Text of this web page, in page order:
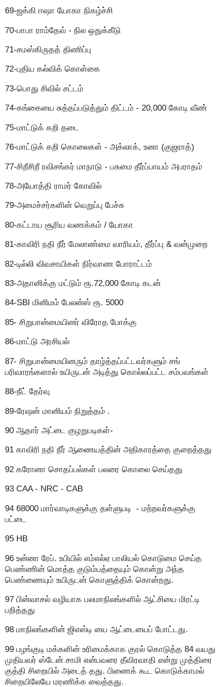
69-ஜக்கி ஈஷா யோகா நிகழ்ச்சி
70-பாபா ராம்தேவ் - நில ஒதுக்கீடு
71-சமஸ்கிருதத் திணிப்பு
72-புதிய கல்விக் கொள்கை
73-பொது சிவில் சட்டம்
74-கங்கையை சுத்தப்படுத்தும் திட்டம் - 20,000 கோடி வீண்
75-மாட்டுக் கறி தடை
76-மாட்டுக் கறி கொலைகள் - அக்லாக், உனா (குஜராத்)
77-சிறீசிறீ ரவிசங்கர் மாநாடு - பசுமை தீர்ப்பாயம் அபராதம்
78-அயோத்தி ராமர் கோவில்
79-அமைச்சர்களின் வெறுப்பு பேச்சு
80-கட்டாய சூரிய வணக்கம் / யோகா
81-காவிரி நதி நீர் மேலாண்மை வாரியம், தீர்ப்பு & வன்முறை
82-டில்லி விவசாயிகள் நிர்வாண போராட்டம்
83-அதானிக்கு மட்டும் ரூ.72,000 கோடி கடன்
84-SBI மினிமம் பேலன்ஸ் ரூ. 5000
85- சிறுபான்மையினர் விரோத போக்கு
86-மாட்டு அரசியல்
87- சிறுபான்மையினரும் தாழ்த்தப்பட்டவர்களும் சங்
பரிவாரங்களால் உயிருடன் அடித்து கொல்லப்பட்ட சம்பவங்கள்
88-நீட் தேர்வு
89-ரேஷன் மானியம் நிறுத்தம் .
90 ஆதார் அட்டை குழறுபடிகள்-
91 காவிரி நதி நீர் ஆணையத்தின் அதிகாரத்தை குறைத்தது
92 கரோனா சொதப்பல்கள் பலரை கொலை செய்தது
93 CAA - NRC - CAB
94 68000 மார்வாடிகளுக்கு தள்ளுபடி - மற்றவர்களுக்கு
பட்டை
95 HB
96 உன்னா ரேப். உபியில் எம்எல்ஏ பாலியல் கொடுமை செய்த
பெண்ணின் மொத்த குடும்பத்தையும் கொன்று அந்த
பெண்ணையும் உயிருடன் கொளுத்திக் கொன்றது.
97 பின்வாசல் வழியாக பலமாநிலங்களில் ஆட்சியை மிரட்டி
பறித்தது
98 மாநிலங்களின் ஜிஎஸ்டி யை ஆட்டையைப் போட்டது.
99 பழங்குடி மக்களின் உரிமைக்காக குரல் கொடுத்த 84 வயது
முதியவர் ஸ்டேன் சாமி என்பவரை தீவிரவாதி என்று முத்திரை
குத்தி சிறையில் அடைத் தது. பிணைக் கூட கொடுக்காமல்
சிறையிலேயே மரணிக்க வைத்தது.